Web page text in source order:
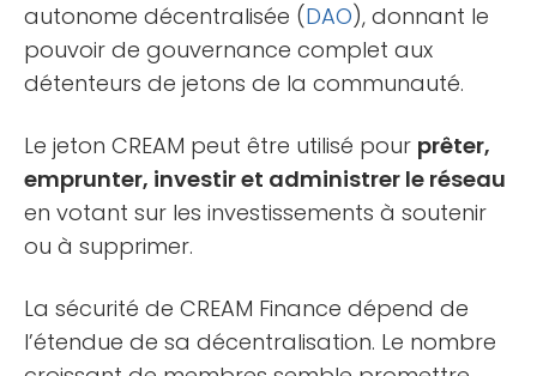
autonome décentralisée (DAO), donnant le
pouvoir de gouvernance complet aux
détenteurs de jetons de la communauté.
Le jeton CREAM peut être utilisé pour prêter,
emprunter, investir et administrer le réseau
en votant sur les investissements à soutenir
ou à supprimer.
La sécurité de CREAM Finance dépend de
l’étendue de sa décentralisation. Le nombre